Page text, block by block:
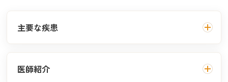
主要な疾患
腰部脊柱管狭窄症、頚椎腰椎椎間板ヘルニア、急
医師紹介